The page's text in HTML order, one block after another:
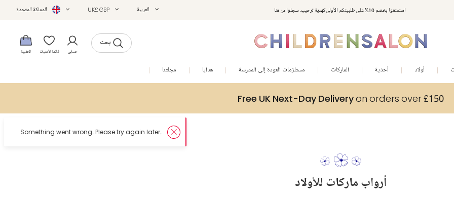
استمتعوا بخصم 10% على طلبيتكم الأولى كهدية ترحيب. سجلوا من هنا العربية UK£ GBP المملكة المتحدة
بحث
حسابي قائمة الأمنيات الحقيبة
أولاد أحذية الماركات مستلزمات العودة إلى المدرسة هدايا مجلتنا
Free UK Next-Day Deliveryon orders over £150
أرواب ماركات للأولاد